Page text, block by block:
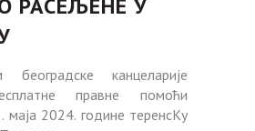
РАСЕЉЕНЕ У
канцеларије
правне помоћи
маја 2024. године теренсКу